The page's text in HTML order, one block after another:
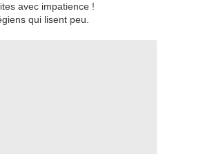
avec impatience !
qui lisent peu.